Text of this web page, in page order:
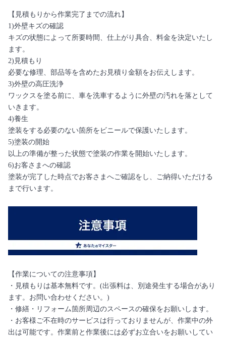
【見積もりから作業完了までの流れ】
1)外壁キズの確認
キズの状態によって所要時間、仕上がり具合、料金を決定いたし
ます。
2)見積もり
必要な修理、部品等を含めたお見積り金額をお伝えします。
3)外壁の高圧洗浄
ワックスを塗る前に、車を洗車するように外壁の汚れを落として
いきます。
4)養生
塗装をする必要のない箇所をビニールで保護いたします。
5)塗装の開始
以上の準備が整った状態で塗装の作業を開始いたします。
6)お客さまへの確認
塗装が完了した時点でお客さまへご確認をし、ご納得いただける
まで行います。
【作業についての注意事項】
・見積もりは基本無料です。(出張料は、別途発生する場合があり
ます。お問い合わせください。)
・修繕・リフォーム箇所周辺のスペースの確保をお願いします。
・お客様ご不在時のサービスは行っておりませんが、作業中の外
出は可能です。作業前と作業後には必ずお立合いをお願いしてい